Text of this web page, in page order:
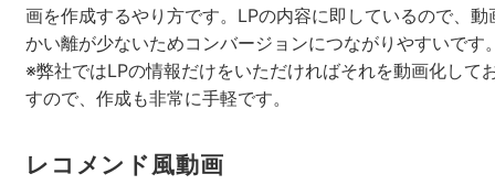
画を作成するやり方です。LPの内容に即しているので、
かい離が少ないためコンバージョンにつながりやすいです
※弊社ではLPの情報だけをいただければそれを動画化して
すので、作成も非常に手軽です。
レコメンド風動画